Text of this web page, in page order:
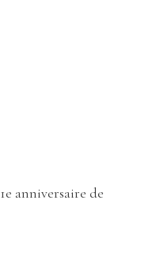
anniversaire de